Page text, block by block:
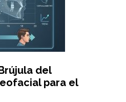
del
para el